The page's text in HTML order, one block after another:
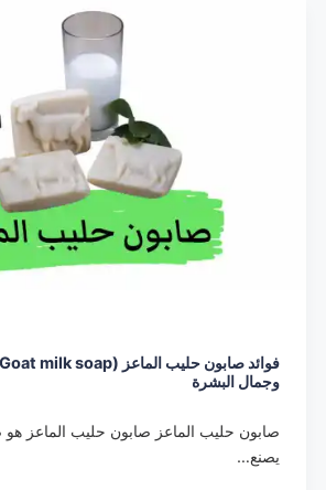
وجمال البشرة
صابون حليب الماعز صابون حليب الماعز
يصنع…